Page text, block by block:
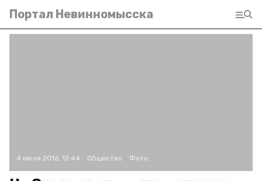
Портал Невинномысска
4 июля 2016, 12:44 Общество Фото: